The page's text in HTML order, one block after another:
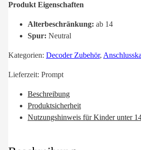
Produkt Eigenschaften
Alterbeschränkung: ab 14
Spur: Neutral
Kategorien: Decoder Zubehör,
Lieferzeit: Prompt
Beschreibung
Produktsicherheit
Nutzungshinweis für Kinder unter